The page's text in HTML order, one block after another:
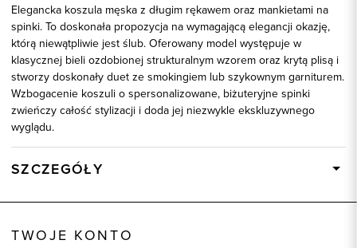
Elegancka koszula męska z długim rękawem oraz mankietami na
spinki. To doskonała propozycja na wymagającą elegancji okazję,
którą niewątpliwie jest ślub. Oferowany model występuje w
klasycznej bieli ozdobionej strukturalnym wzorem oraz krytą plisą i
stworzy doskonały duet ze smokingiem lub szykownym garniturem.
Wzbogacenie koszuli o spersonalizowane, biżuteryjne spinki
zwieńczy całość stylizacji i doda jej niezwykle ekskluzywnego
wyglądu.
SZCZEGÓŁY
TWOJE KONTO